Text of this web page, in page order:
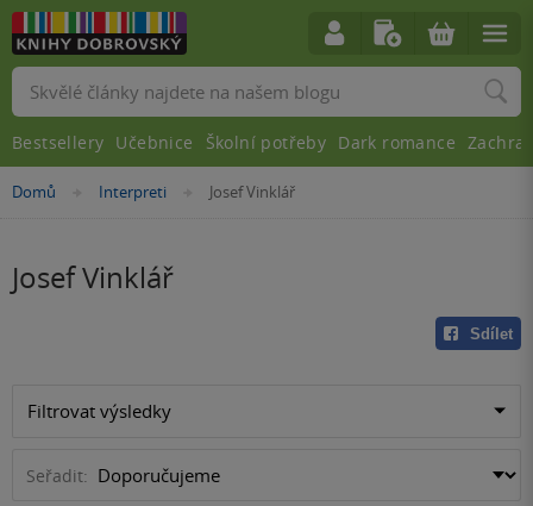
Nacházíte
Domů »
Interpreti »Josef Vinklář
Josef Vinklář
Sdílet
Filtrovat výsledky
Seřadit:
Vyhledávání
Bestsellery Učebnice Školní potřeby Dark romance